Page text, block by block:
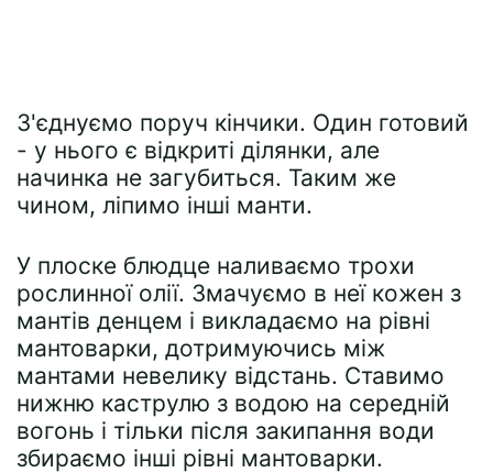
З'єднуємо поруч кінчики. Один готовий
- у нього є відкриті ділянки, але
начинка не загубиться. Таким же
чином, ліпимо інші манти.
У плоске блюдце наливаємо трохи
рослинної олії. Змачуємо в неї кожен з
мантів денцем і викладаємо на рівні
мантоварки, дотримуючись між
мантами невелику відстань. Ставимо
нижню каструлю з водою на середній
вогонь і тільки після закипання води
збираємо інші рівні мантоварки.